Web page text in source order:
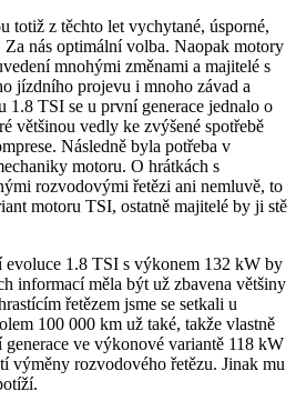
totiž z těchto let vychytané, úsporné,
nás optimální volba. Naopak motory
mnohými změnami a majitelé s
jízdního projevu i mnoho závad a
1.8 TSI se u první generace jednalo o
většinou vedly ke zvýšené spotřebě
Následně byla potřeba v
motoru. O hrátkách s
rozvodovými řetězi ani nemluvě, to
motoru TSI, ostatně majitelé by ji stě
evoluce 1.8 TSI s výkonem 132 kW by
informací měla být už zbavena většiny
řetězem jsme se setkali u
100 000 km už také, takže vlastně
ve výkonové variantě 118 kW
výměny rozvodového řetězu. Jinak mu